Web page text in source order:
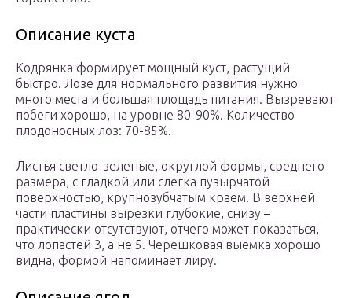
Описание куста
Кодрянка формирует мощный куст, растущий
быстро. Лозе для нормального развития нужно
много места и большая площадь питания. Вызревают
побеги хорошо, на уровне 80-90%. Количество
плодоносных лоз: 70-85%.
Листья светло-зеленые, округлой формы, среднего
размера, с гладкой или слегка пузырчатой
поверхностью, крупнозубчатым краем. В верхней
части пластины вырезки глубокие, снизу –
практически отсутствуют, отчего может показаться,
что лопастей 3, а не 5. Черешковая выемка хорошо
видна, формой напоминает лиру.